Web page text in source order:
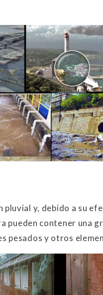
pluvial y, debido a su
pueden contener una
pesados y otros